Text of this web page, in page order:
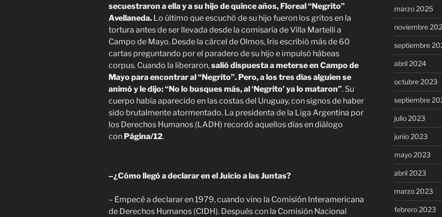
secuestraron a ella y a su hijo de quince años, Floreal “Negrito”
Avellaneda. Lo último que escuchó de su hijo fueron los gritos en la
tortura antes de ser llevada desde la comisaría de Villa Martelli a
Campo de Mayo. Desde la cárcel de Olmos, Iris escribió más de 60
cartas preguntando por el paradero de su hijo e impulsó hábeas
corpus. Cuando la liberaron,salió dispuesta a meterse en Campo de
Mayo para encontrar al “Negrito”. Pero, a los tres días alguien se
animó y le dijo: “No lo busques más, al ‘Negrito’ ya lo mataron”. Su
cuerpo había aparecido en las costas del Uruguay, con signos de haber
sido brutalmente atormentado. La presidenta de la Liga Argentina por
los Derechos Humanos (LADH) recordó aquellos días en diálogo
con Página/12.
–¿Cómo llegó a declarar en el Juicio a las Juntas?
– Empecé a declarar en 1979, cuando vino la Comisión Interamericana
de Derechos Humanos (CIDH). Después con la Comisión Nacional
marzo 2025
noviembre
septiembre
abril 2024
octubre 2023
septiembre
julio 2023
junio 2023
mayo 2023
abril 2023
marzo 2023
febrero 2023